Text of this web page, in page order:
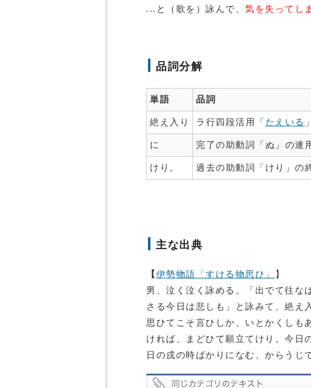
...と（歌を）詠んで、 気を失ってし
品詞分解
単語 品詞
絶え入り ラ行四段活用「 たえいる
に 完了の助動詞「ぬ」の連
けり。 過去の助動詞「けり」の
主な出典
【 伊勢物語「すける物思ひ」
】
男、泣く泣く詠める。「出でて往な
さる今日は悲しも」と詠みて、絶え
思ひてこそ言ひしか、いとかくしも
ければ、まどひて願立てけり。今日
日の戌の時ばかりになむ、からうじ